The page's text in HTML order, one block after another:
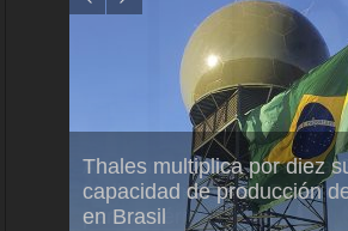
Thales multiplica por diez
capacidad de producción
en Brasil